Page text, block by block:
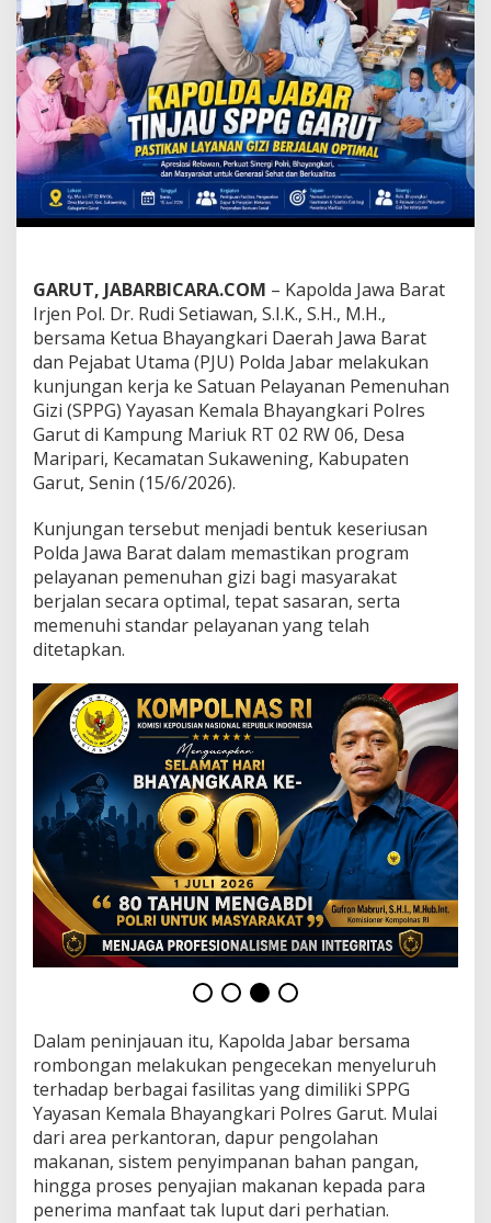
U
N
A
N
G
A
N
!
P
a
i
k
a
n
L
a
y
a
n
a
n
z
i
d
i
a
t
B
e
r
j
a
l
a
n
O
p
t
i
m
a
l
e
l
a
w
a
n
S
P
P
GARUT, JABARBICARA.COM – Kapolda Jawa Barat
Irjen Pol. Dr. Rudi Setiawan, S.I.K., S.H., M.H.,
bersama Ketua Bhayangkari Daerah Jawa Barat
dan Pejabat Utama (PJU) Polda Jabar melakukan
kunjungan kerja ke Satuan Pelayanan Pemenuhan
Gizi (SPPG) Yayasan Kemala Bhayangkari Polres
Garut di Kampung Mariuk RT 02 RW 06, Desa
Maripari, Kecamatan Sukawening, Kabupaten
Garut, Senin (15/6/2026).
Kunjungan tersebut menjadi bentuk keseriusan
Polda Jawa Barat dalam memastikan program
pelayanan pemenuhan gizi bagi masyarakat
berjalan secara optimal, tepat sasaran, serta
memenuhi standar pelayanan yang telah
ditetapkan.
Dalam peninjauan itu, Kapolda Jabar bersama
rombongan melakukan pengecekan menyeluruh
terhadap berbagai fasilitas yang dimiliki SPPG
Yayasan Kemala Bhayangkari Polres Garut. Mulai
dari area perkantoran, dapur pengolahan
makanan, sistem penyimpanan bahan pangan,
hingga proses penyajian makanan kepada para
penerima manfaat tak luput dari perhatian.